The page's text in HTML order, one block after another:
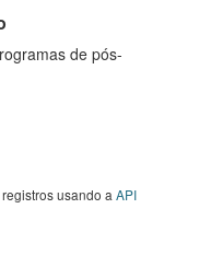
de pós-
usando a API